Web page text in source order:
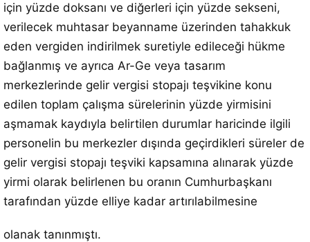
için yüzde doksanı ve diğerleri için yüzde sekseni,
verilecek muhtasar beyanname üzerinden tahakkuk
eden vergiden indirilmek suretiyle edileceği hükme
bağlanmış ve ayrıca Ar-Ge veya tasarım
merkezlerinde gelir vergisi stopajı teşvikine konu
edilen toplam çalışma sürelerinin yüzde yirmisini
aşmamak kaydıyla belirtilen durumlar haricinde ilgili
personelin bu merkezler dışında geçirdikleri süreler de
gelir vergisi stopajı teşviki kapsamına alınarak yüzde
yirmi olarak belirlenen bu oranın Cumhurbaşkanı
tarafından yüzde elliye kadar artırılabilmesine
olanak tanınmıştı.